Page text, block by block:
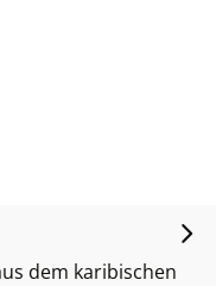
dem karibischen